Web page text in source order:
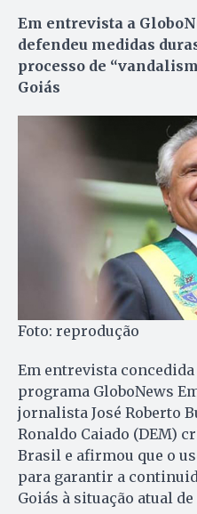
Em entrevista a
defendeu medidas
processo de
Goiás
Foto: reprodução
Em entrevista
programa GloboNews
jornalista José Roberto
Ronaldo Caiado (DEM)
Brasil e afirmou que o
para garantir a
Goiás à situação atual